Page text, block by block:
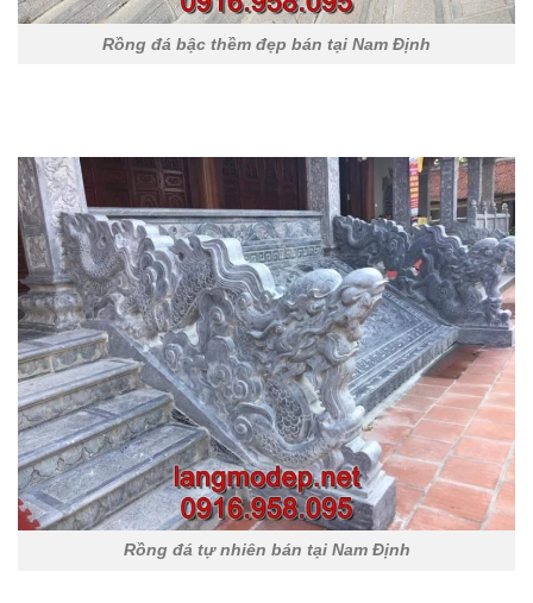
Rồng đá bậc thềm đẹp bán tại Nam Định
Rồng đá tự nhiên bán tại Nam Định